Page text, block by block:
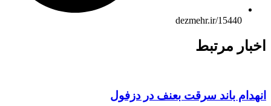
dezmehr.ir/15440
مرتبط
باند سرقت بعنف در دزفول